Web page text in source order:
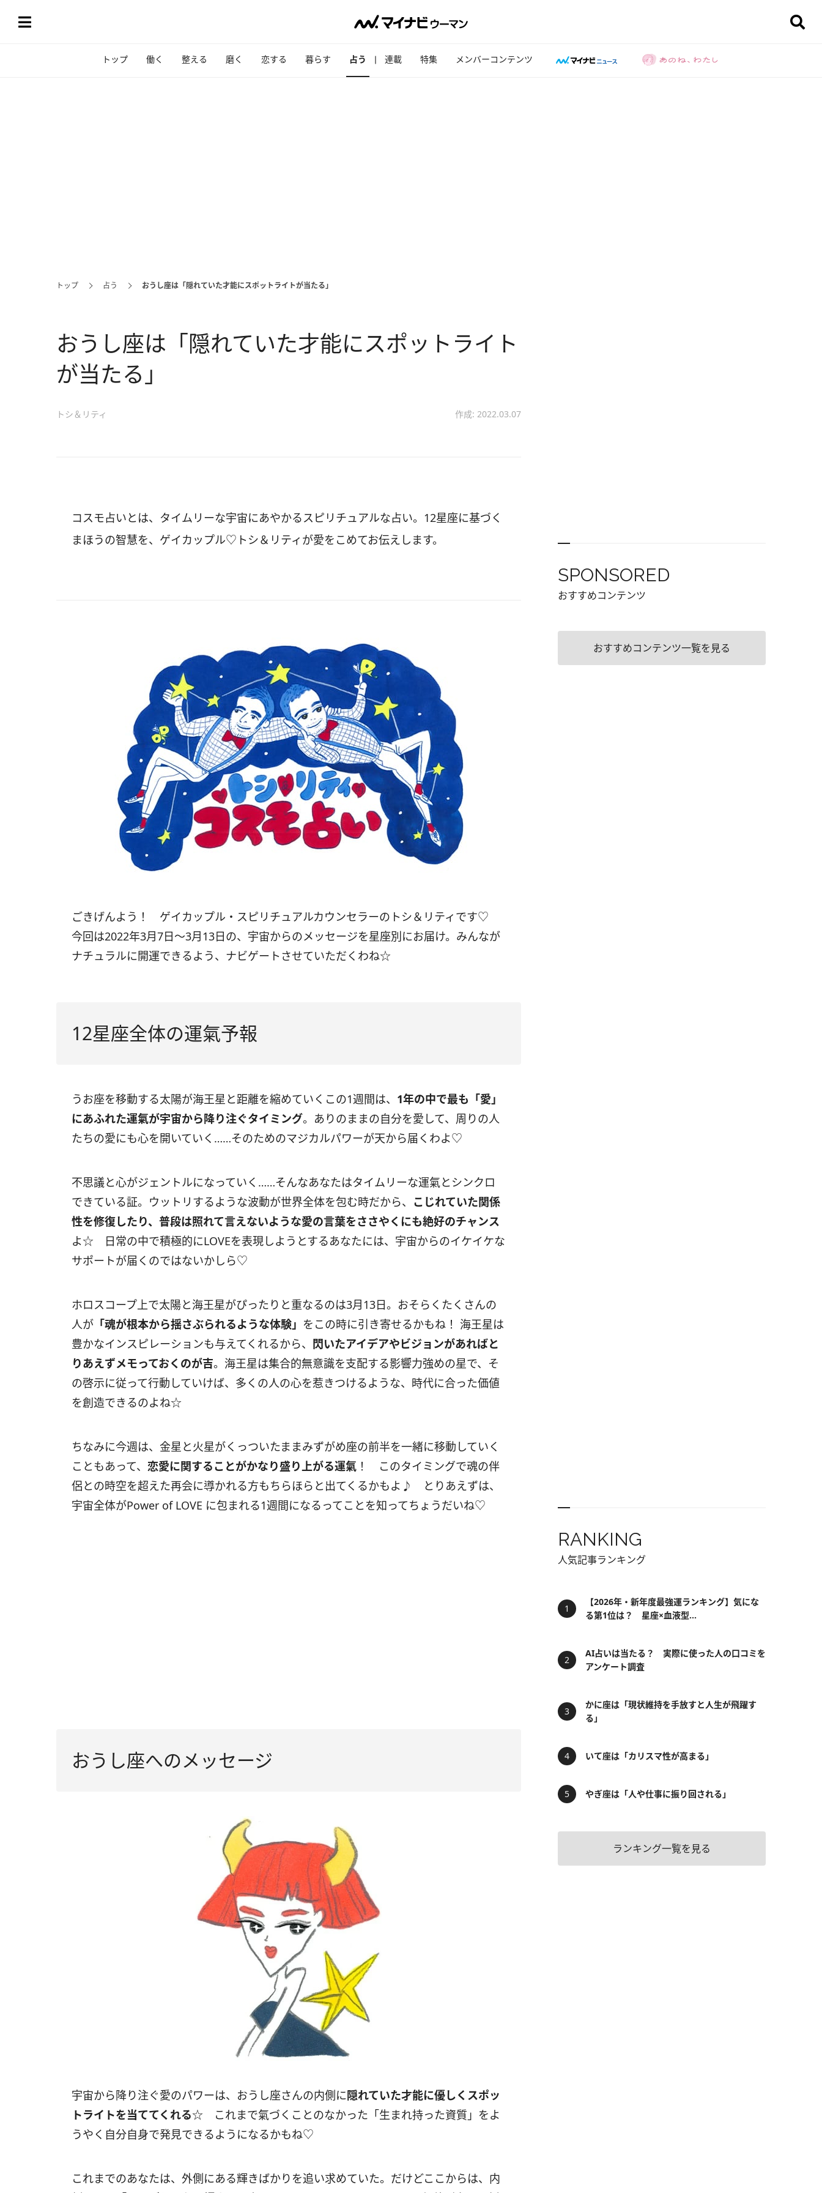
トップ 働く 整える 磨く 恋する 暮らす 占う 連載 特集 メンバーコンテンツ
トップ 占う おうし座は「隠れていた才能にスポットライトが当たる」
おうし座は「隠れていた才能にスポットライト
が当たる」
トシ＆リティ 作成: 2022.03.07
コスモ占いとは、タイムリーな宇宙にあやかるスピリチュアルな占い。12星座に基づく
まほうの智慧を、ゲイカップル♡トシ＆リティが愛をこめてお伝えします。
ごきげんよう！ ゲイカップル・スピリチュアルカウンセラーのトシ＆リティです♡
今回は2022年3月7日〜3月13日の、宇宙からのメッセージを星座別にお届け。みんなが
ナチュラルに開運できるよう、ナビゲートさせていただくわね☆
12星座全体の運氣予報
うお座を移動する太陽が海王星と距離を縮めていくこの1週間は、 1年の中で最も「愛」
にあふれた運氣が宇宙から降り注ぐタイミング。ありのままの自分を愛して、周りの人
たちの愛にも心を開いていく……そのためのマジカルパワーが天から届くわよ♡
不思議と心がジェントルになっていく……そんなあなたはタイムリーな運氣とシンクロ
できている証。ウットリするような波動が世界全体を包む時だから、 こじれていた関係
性を修復したり、普段は照れて言えないような愛の言葉をささやくにも絶好のチャンス
よ☆ 日常の中で積極的にLOVEを表現しようとするあなたには、宇宙からのイケイケな
サポートが届くのではないかしら♡
ホロスコープ上で太陽と海王星がぴったりと重なるのは3月13日。おそらくたくさんの
人が 「魂が根本から揺さぶられるような体験」 をこの時に引き寄せるかもね！ 海王星は
豊かなインスピレーションも与えてくれるから、 閃いたアイデアやビジョンがあればと
りあえずメモっておくのが吉。海王星は集合的無意識を支配する影響力強めの星で、そ
の啓示に従って行動していけば、多くの人の心を惹きつけるような、時代に合った価値
を創造できるのよね☆
ちなみに今週は、金星と火星がくっついたままみずがめ座の前半を一緒に移動していく
こともあって、 恋愛に関することがかなり盛り上がる運氣 ！ このタイミングで魂の伴
侶との時空を超えた再会に導かれる方もちらほらと出てくるかもよ♪ とりあえずは、
宇宙全体がPower of LOVE に包まれる1週間になるってことを知ってちょうだいね♡
おうし座へのメッセージ
宇宙から降り注ぐ愛のパワーは、おうし座さんの内側に隠れていた才能に優しくスポッ
トライトを当ててくれる☆ これまで氣づくことのなかった「生まれ持った資質」をよ
うやく自分自身で発見できるようになるかもね♡
これまでのあなたは、外側にある輝きばかりを追い求めていた。だけどここからは、内
SPONSORED
おすすめコンテンツ
おすすめコンテンツ一覧を見る
RANKING
人気記事ランキング
【2026年・新年度最強運ランキング】気にな
る第1位は？ 星座×血液型...
AI占いは当たる？ 実際に使った人の口コミを
アンケート調査
かに座は「現状維持を手放すと人生が飛躍す
る」
いて座は「カリスマ性が高まる」
やぎ座は「人や仕事に振り回される」
ランキング一覧を見る